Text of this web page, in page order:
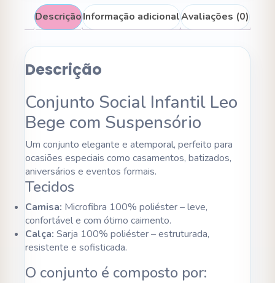
DescriçãoInformação adicionalAvaliações (0)
Descrição
Conjunto Social Infantil Leo
Bege com Suspensório
Um conjunto elegante e atemporal, perfeito para
ocasiões especiais como casamentos, batizados,
aniversários e eventos formais.
Tecidos
Camisa: Microfibra 100% poliéster – leve,
confortável e com ótimo caimento.
Calça: Sarja 100% poliéster – estruturada,
resistente e sofisticada.
O conjunto é composto por: